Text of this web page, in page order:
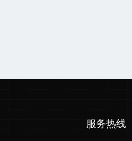
服务热线